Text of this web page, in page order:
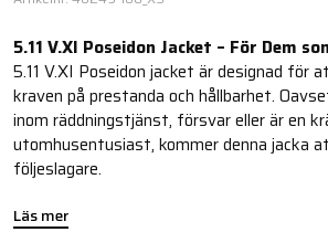
5.11 V.XI Poseidon Jacket – För Dem
5.11 V.XI Poseidon jacket är designad för
kraven på prestanda och hållbarhet.
inom räddningstjänst, försvar eller är en
utomhusentusiast, kommer denna jacka
följeslagare.
Läs mer